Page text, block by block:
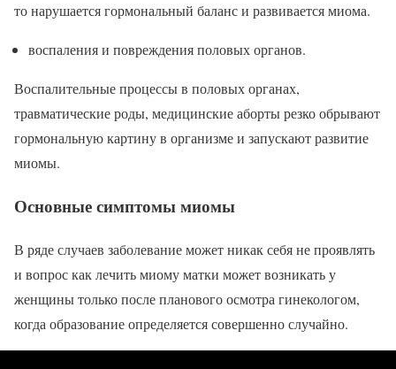
то нарушается гормональный баланс и развивается миома.
воспаления и повреждения половых органов.
Воспалительные процессы в половых органах,
травматические роды, медицинские аборты резко обрывают
гормональную картину в организме и запускают развитие
миомы.
Основные симптомы миомы
В ряде случаев заболевание может никак себя не проявлять
и вопрос как лечить миому матки может возникать у
женщины только после планового осмотра гинекологом,
когда образование определяется совершенно случайно.